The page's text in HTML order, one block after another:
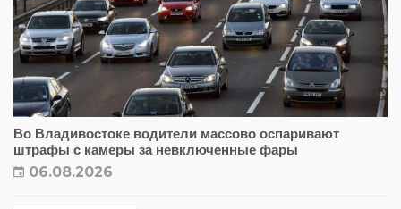
Во Владивостоке водители массово оспаривают
штрафы с камеры за невключенные фары
06.08.2026